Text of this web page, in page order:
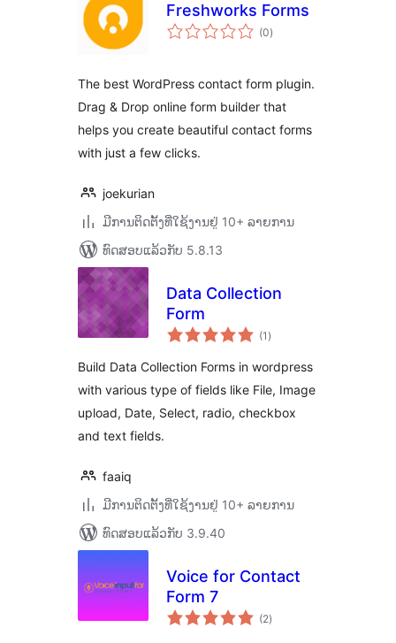
Freshworks Forms
(0ຄະແນນ
ທັງໝົດ
)
The best WordPress contact form plugin.
Drag & Drop online form builder that
helps you create beautiful contact forms
with just a few clicks.
joekurian
ມີການຕິດຕັ້ງທີ່ໃຊ້ງານຢູ່ 10+ ລາຍການ
ທົດສອບແລ້ວກັບ 5.8.13
Data Collection
Form
(1 ຄະແນນ
ທັງໝົດ
)
Build Data Collection Forms in wordpress
with various type of fields like File, Image
upload, Date, Select, radio, checkbox
and text fields.
faaiq
ມີການຕິດຕັ້ງທີ່ໃຊ້ງານຢູ່ 10+ ລາຍການ
ທົດສອບແລ້ວກັບ 3.9.40
Voice for Contact
Form 7
(2ຄະແນນ
ທັງໝົດ
)